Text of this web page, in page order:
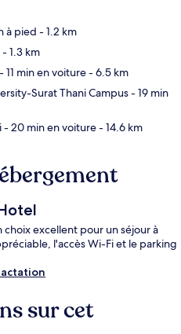
à pied - 1.2 km
- 1.3 km
- 11 min en voiture- 6.5 km
Surat Thani Campus- 19 min
- 20 min en voiture- 14.6 km
choix excellent pour un séjour à
l'accès Wi-Fi et le parking
sur cet